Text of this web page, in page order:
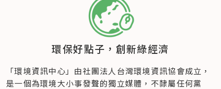
環保好點子，創新綠經濟
「環境資訊中心」由社團法人台灣環境資訊協會成立​，
是一個為環境大小事發聲的獨立媒體，不隸屬任何黨